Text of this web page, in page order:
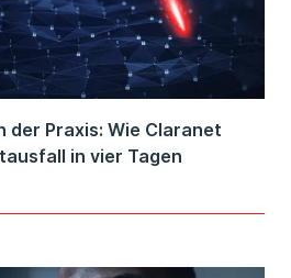
der Praxis: Wie Claranet
in vier Tagen